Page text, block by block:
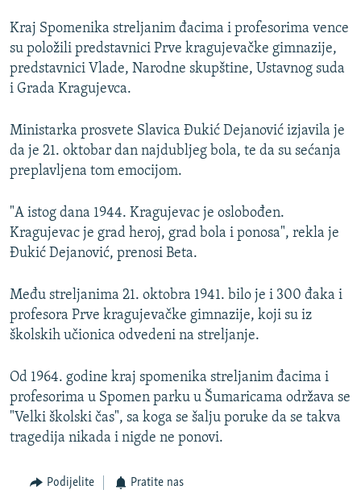
NASTANAK I RASPAD JUGOSLAVIJE
Kraj Spomenika streljanim đacima i profesorima vence
su položili predstavnici Prve kragujevačke gimnazije,
predstavnici Vlade, Narodne skupštine, Ustavnog suda
i Grada Kragujevca.
Ministarka prosvete Slavica Đukić Dejanović izjavila je
da je 21. oktobar dan najdubljeg bola, te da su sećanja
preplavljena tom emocijom.
"A istog dana 1944. Kragujevac je oslobođen.
Kragujevac je grad heroj, grad bola i ponosa", rekla je
Đukić Dejanović, prenosi Beta.
Među streljanima 21. oktobra 1941. bilo je i 300 đaka i
profesora Prve kragujevačke gimnazije, koji su iz
školskih učionica odvedeni na streljanje.
Od 1964. godine kraj spomenika streljanim đacima i
profesorima u Spomen parku u Šumaricama održava se
"Velki školski čas", sa koga se šalju poruke da se takva
tragedija nikada i nigde ne ponovi.
Podijelite Pratite nas